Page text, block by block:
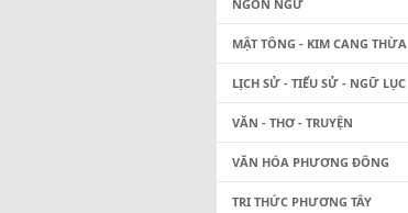
NGÔN NGỮ
MẬT TÔNG - KIM CANG THỪA
LỊCH SỬ - TIỂU SỬ - NGỮ LỤC
VĂN - THƠ - TRUYỆN
VĂN HÓA PHƯƠNG ĐÔNG
TRI THỨC PHƯƠNG TÂY